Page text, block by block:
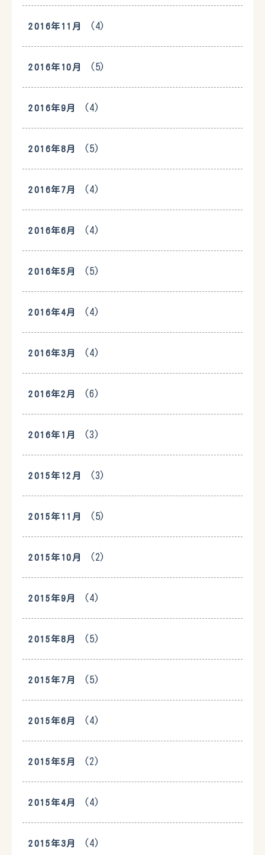
2016年11月 (4)
2016年10月 (5)
2016年9月 (4)
2016年8月 (5)
2016年7月 (4)
2016年6月 (4)
2016年5月 (5)
2016年4月 (4)
2016年3月 (4)
2016年2月 (6)
2016年1月 (3)
2015年12月 (3)
2015年11月 (5)
2015年10月 (2)
2015年9月 (4)
2015年8月 (5)
2015年7月 (5)
2015年6月 (4)
2015年5月 (2)
2015年4月 (4)
2015年3月 (4)